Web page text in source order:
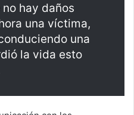
hay daños
una víctima,
una
la vida esto